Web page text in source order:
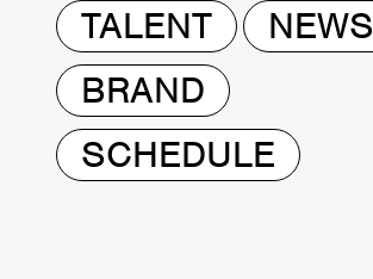
TALENT
NEWS
BRAND
SCHEDULE